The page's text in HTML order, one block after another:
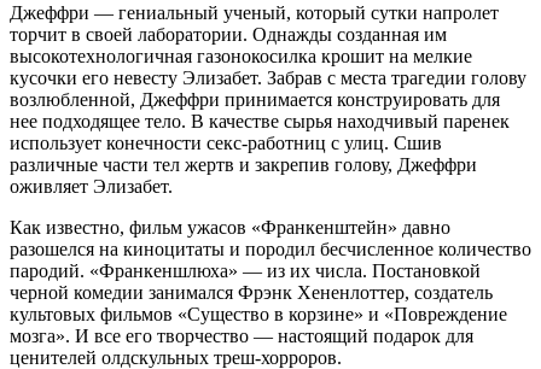
Джеффри — гениальный ученый, который сутки напролет
торчит в своей лаборатории. Однажды созданная им
высокотехнологичная газонокосилка крошит на мелкие
кусочки его невесту Элизабет. Забрав с места трагедии голову
возлюбленной, Джеффри принимается конструировать для
нее подходящее тело. В качестве сырья находчивый паренек
использует конечности секс-работниц с улиц. Сшив
различные части тел жертв и закрепив голову, Джеффри
оживляет Элизабет.
Как известно, фильм ужасов «Франкенштейн» давно
разошелся на киноцитаты и породил бесчисленное количество
пародий. «Франкеншлюха» — из их числа. Постановкой
черной комедии занимался Фрэнк Хененлоттер, создатель
культовых фильмов «Существо в корзине» и «Повреждение
мозга». И все его творчество — настоящий подарок для
ценителей олдскульных треш-хорроров.